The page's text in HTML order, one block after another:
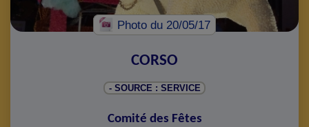
Photo du 20/05/17
CORSO
- SOURCE : SERVICE
Comité des Fêtes